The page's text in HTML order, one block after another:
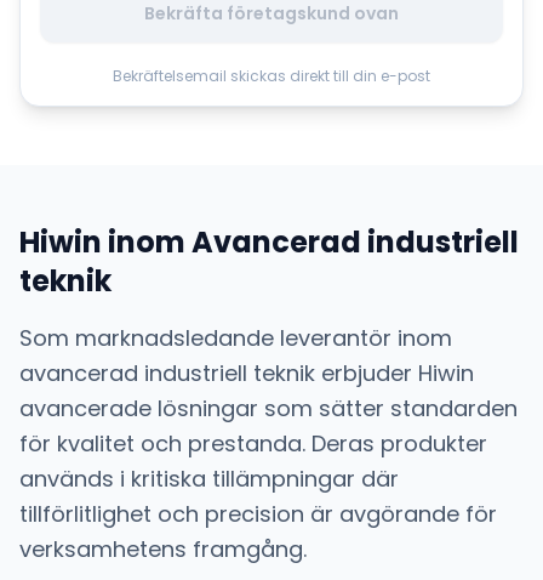
Bekräfta företagskund ovan
Bekräftelsemail skickas direkt till din e-post
Hiwin inomAvancerad industriell
teknik
Som marknadsledande leverantör inom
avancerad industriell teknik erbjuder Hiwin
avancerade lösningar som sätter standarden
för kvalitet och prestanda. Deras produkter
används i kritiska tillämpningar där
tillförlitlighet och precision är avgörande för
verksamhetens framgång.